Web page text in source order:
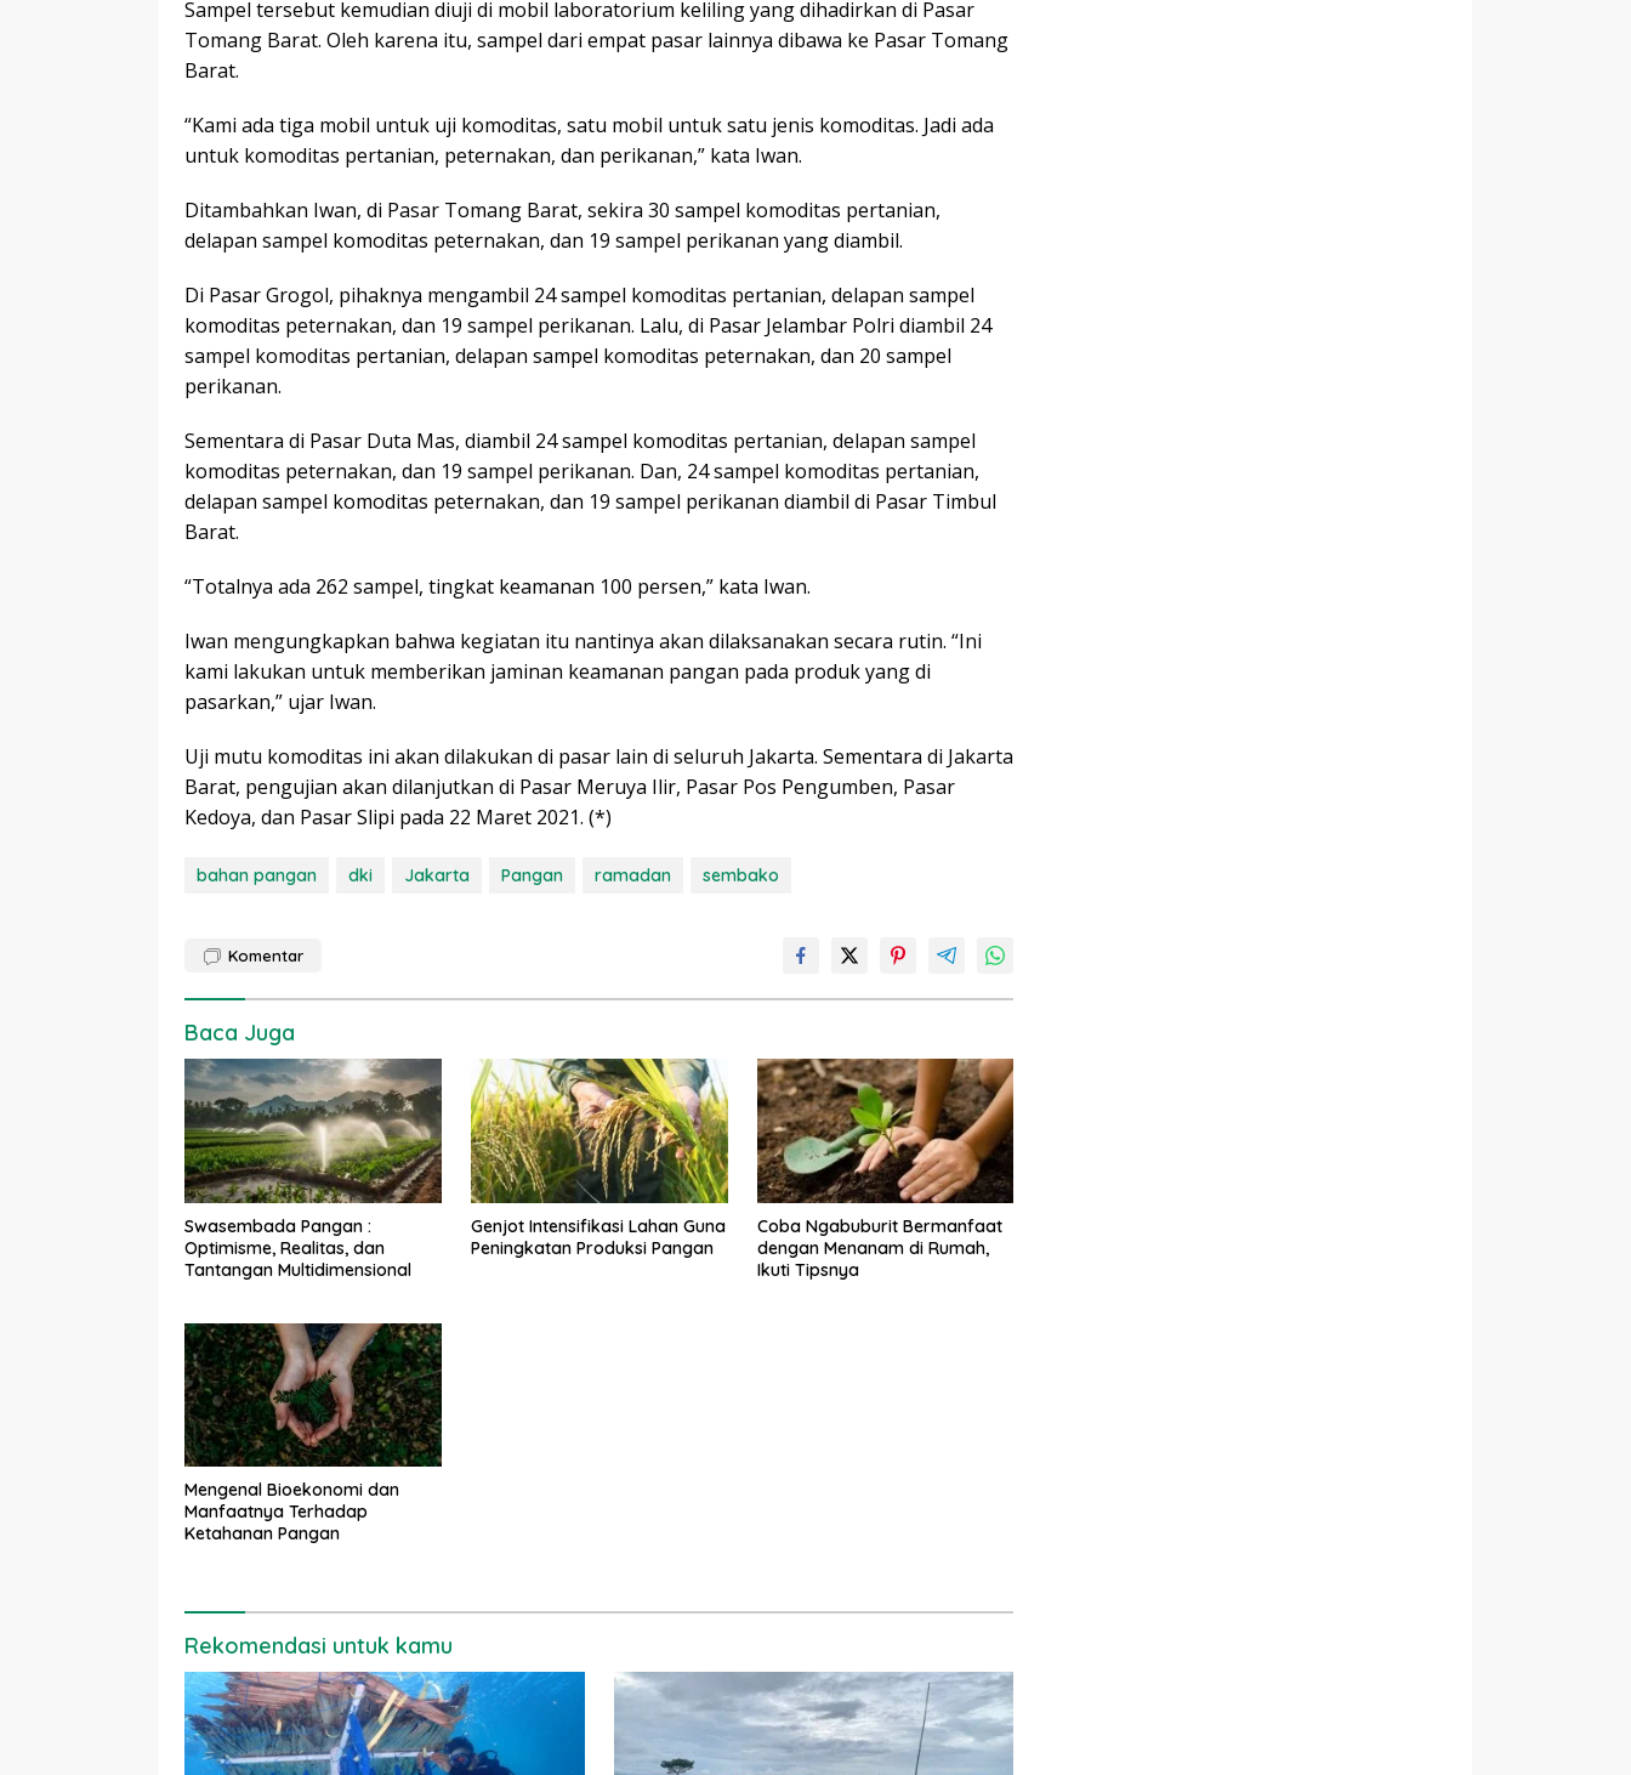
Sampel tersebut kemudian diuji di mobil laboratorium keliling yang dihadirkan di Pasar
Tomang Barat. Oleh karena itu, sampel dari empat pasar lainnya dibawa ke Pasar Tomang
Barat.
“Kami ada tiga mobil untuk uji komoditas, satu mobil untuk satu jenis komoditas. Jadi ada
untuk komoditas pertanian, peternakan, dan perikanan,” kata Iwan.
Ditambahkan Iwan, di Pasar Tomang Barat, sekira 30 sampel komoditas pertanian,
delapan sampel komoditas peternakan, dan 19 sampel perikanan yang diambil.
Di Pasar Grogol, pihaknya mengambil 24 sampel komoditas pertanian, delapan sampel
komoditas peternakan, dan 19 sampel perikanan. Lalu, di Pasar Jelambar Polri diambil 24
sampel komoditas pertanian, delapan sampel komoditas peternakan, dan 20 sampel
perikanan.
Sementara di Pasar Duta Mas, diambil 24 sampel komoditas pertanian, delapan sampel
komoditas peternakan, dan 19 sampel perikanan. Dan, 24 sampel komoditas pertanian,
delapan sampel komoditas peternakan, dan 19 sampel perikanan diambil di Pasar Timbul
Barat.
“Totalnya ada 262 sampel, tingkat keamanan 100 persen,” kata Iwan.
Iwan mengungkapkan bahwa kegiatan itu nantinya akan dilaksanakan secara rutin. “Ini
kami lakukan untuk memberikan jaminan keamanan pangan pada produk yang di
pasarkan,” ujar Iwan.
Uji mutu komoditas ini akan dilakukan di pasar lain di seluruh Jakarta. Sementara di Jakarta
Barat, pengujian akan dilanjutkan di Pasar Meruya Ilir, Pasar Pos Pengumben, Pasar
Kedoya, dan Pasar Slipi pada 22 Maret 2021. (*)
bahan pangan dki Jakarta Pangan ramadan sembako
Komentar
Baca Juga
Swasembada Pangan :
Optimisme, Realitas, dan
Tantangan Multidimensional
Genjot Intensifikasi Lahan Guna
Peningkatan Produksi Pangan
Coba Ngabuburit Bermanfaat
dengan Menanam di Rumah,
Ikuti Tipsnya
Mengenal Bioekonomi dan
Manfaatnya Terhadap
Ketahanan Pangan
Rekomendasi untuk kamu